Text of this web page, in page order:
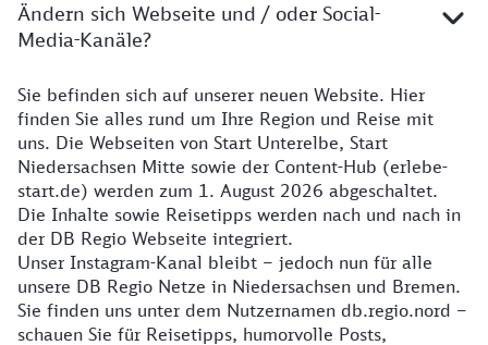
Ändern sich Webseite und / oder Social-
Media-Kanäle?
Details zur Website
Sie befinden sich auf unserer neuen Website. Hier
finden Sie alles rund um Ihre Region und Reise mit
uns. Die Webseiten von Start Unterelbe, Start
Niedersachsen Mitte sowie der Content-Hub (erlebe-
start.de) werden zum 1. August 2026 abgeschaltet.
Die Inhalte sowie Reisetipps werden nach und nach in
der DB Regio Webseite integriert.
Unser Instagram-Kanal bleibt – jedoch nun für alle
unsere DB Regio Netze in Niedersachsen und Bremen.
Sie finden uns unter dem Nutzernamen db.regio.nord –
schauen Sie für Reisetipps, humorvolle Posts,